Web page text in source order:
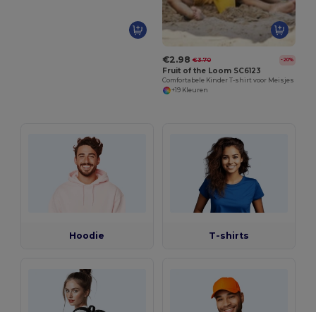
€2.98 €3.70 -20%
Fruit of the Loom SC6123
Comfortabele Kinder T-shirt voor Meisjes
+19 Kleuren
Hoodie T-shirts